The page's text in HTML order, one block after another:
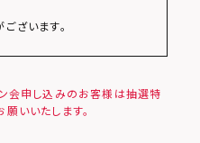
ざいます。
会申し込みのお客様は抽選特
いいたします。